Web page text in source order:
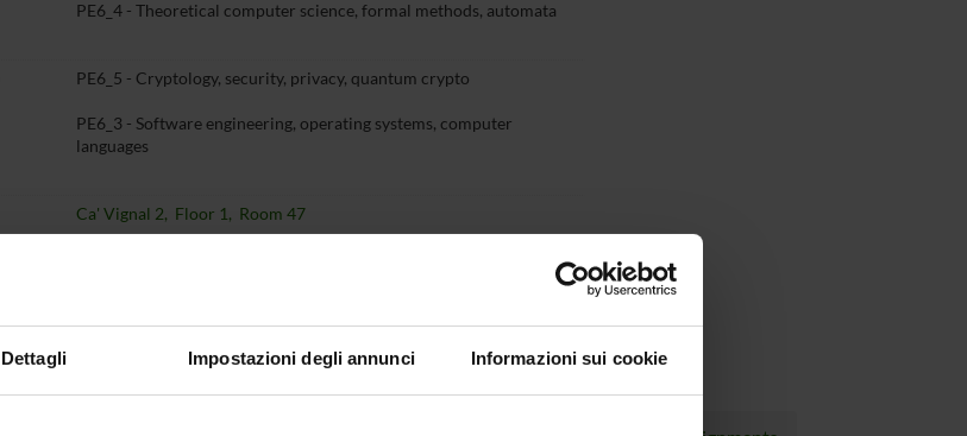
Dettagli Impostazioni degli annunci Informazioni sui cookie
PE6_4 - Theoretical computer science, formal methods, automata
PE6_5 - Cryptology, security, privacy, quantum crypto
PE6_3 - Software engineering, operating systems, computer
languages
Ca' Vignal 2, Floor 1, Room 47